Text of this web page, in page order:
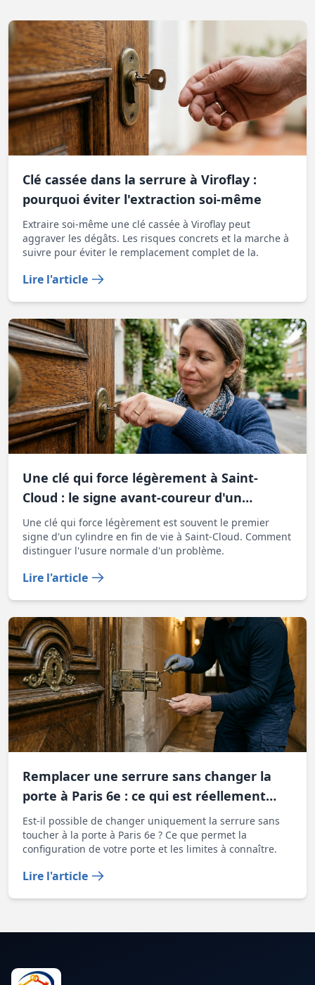
Clé cassée dans la serrure à Viroflay :
pourquoi éviter l'extraction soi-même
Extraire soi-même une clé cassée à Viroflay peut
aggraver les dégâts. Les risques concrets et la marche à
suivre pour éviter le remplacement complet de la.
Lire l'article
Une clé qui force légèrement à Saint-
Cloud : le signe avant-coureur d'un
cylindre fatigué
Une clé qui force légèrement est souvent le premier
signe d'un cylindre en fin de vie à Saint-Cloud. Comment
distinguer l'usure normale d'un problème.
Lire l'article
Remplacer une serrure sans changer la
porte à Paris 6e : ce qui est réellement
possible
Est-il possible de changer uniquement la serrure sans
toucher à la porte à Paris 6e ? Ce que permet la
configuration de votre porte et les limites à connaître.
Lire l'article